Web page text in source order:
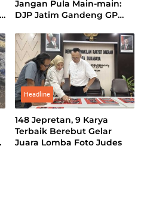
Jangan Pula Main-main:
DJP Jatim Gandeng GP
Pajak
Headline
148 Jepretan, 9 Karya
Terbaik Berebut Gelar
Juara Lomba Foto Judes